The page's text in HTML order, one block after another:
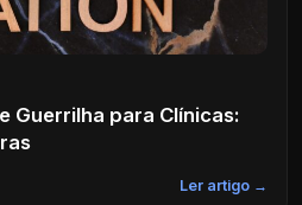
Guerrilha para Clínicas:
Ler artigo →